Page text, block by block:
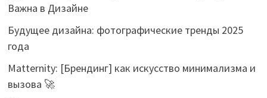
Важна в Дизайне
Будущее дизайна: фотографические тренды 2025
года
Matternity: [Брендинг] как искусство минимализма и
вызова 🚀